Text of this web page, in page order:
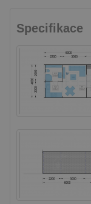
Specifikace